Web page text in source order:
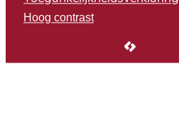
Hoog contrast